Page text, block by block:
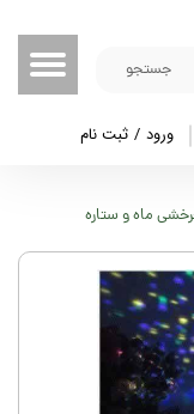
جستجو
ورود / ثبت نام
ماه و ستاره